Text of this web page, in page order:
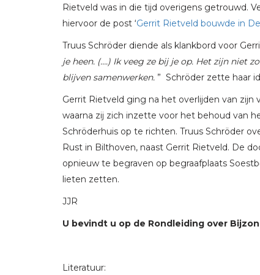
Rietveld was in die tijd overigens getrouwd.
hiervoor de post ‘Gerrit Rietveld bouwde in
Truus Schröder diende als klankbord voor
je heen. (….) Ik veeg ze bij je op. Het zijn niet
blijven samenwerken. ” Schröder zette haar
Gerrit Rietveld ging na het overlijden van zijn
waarna zij zich inzette voor het behoud van
Schröderhuis op te richten. Truus Schröder
Rust in Bilthoven, naast Gerrit Rietveld. De
opnieuw te begraven op begraafplaats
lieten zetten.
JJR
U bevindt u op de Rondleiding over
Literatuur: